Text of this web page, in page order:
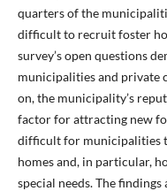
quarters of the
difficult to recruit foster
survey’s open questions
municipalities and private
on, the municipality’s
factor for attracting new
difficult for municipalities
homes and, in particular,
special needs. The